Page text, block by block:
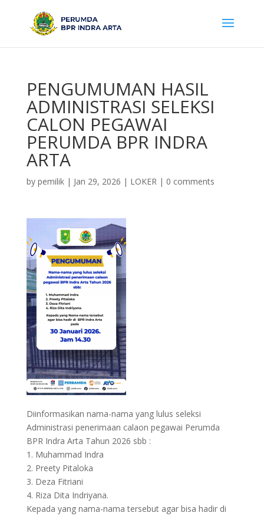
PENGUMUMAN HASIL
ADMINISTRASI SELEKSI
CALON PEGAWAI
PERUMDA BPR INDRA
ARTA
by pemilik| Jan 29, 2026 | LOKER| 0 comments
Diinformasikan nama-nama yang lulus seleksi
Administrasi penerimaan calaon pegawai Perumda
BPR Indra Arta Tahun 2026 sbb :
1. Muhammad Indra
2. Preety Pitaloka
3. Deza Fitriani
4. Riza Dita Indriyana.
Kepada yang nama-nama tersebut agar bisa hadir di